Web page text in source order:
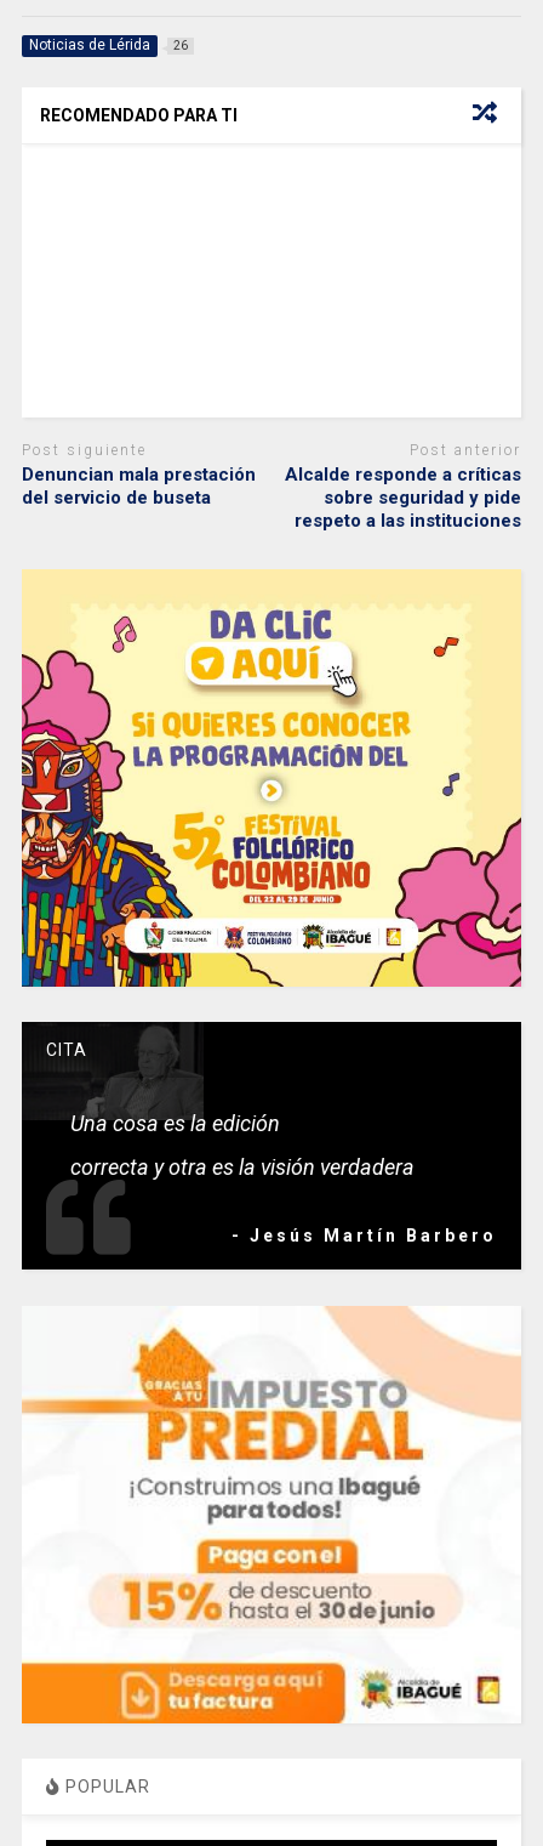
Noticias de Lérida 26
RECOMENDADO PARA TI
Post siguiente
Denuncian mala prestación
del servicio de buseta
Post anterior
Alcalde responde a críticas
sobre seguridad y pide
respeto a las instituciones
CITA
Una cosa es la edición
correcta y otra es la visión verdadera
- Jesús Martín Barbero
POPULAR